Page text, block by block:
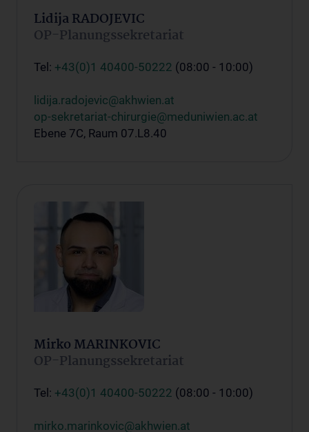
Lidija RADOJEVIC
OP-Planungssekretariat
Tel: +43(0)1 40400-50222 (08:00 - 10:00)
lidija.radojevic@akhwien.at
op-sekretariat-chirurgie@meduniwien.ac.at
Ebene 7C, Raum 07.L8.40
Mirko MARINKOVIC
OP-Planungssekretariat
Tel: +43(0)1 40400-50222 (08:00 - 10:00)
mirko.marinkovic@akhwien.at